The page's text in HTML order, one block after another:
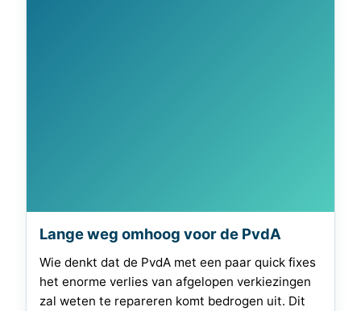
Lange weg omhoog voor de PvdA
Wie denkt dat de PvdA met een paar quick fixes
het enorme verlies van afgelopen verkiezingen
zal weten te repareren komt bedrogen uit. Dit